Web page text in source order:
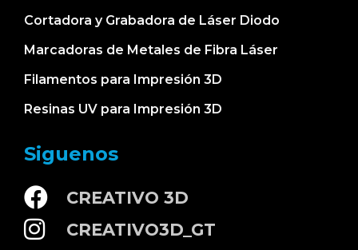
Cortadora y Grabadora de Láser Diodo
Marcadoras de Metales de Fibra Láser
Filamentos para Impresión 3D
Resinas UV para Impresión 3D
Siguenos
CREATIVO 3D
CREATIVO3D_GT